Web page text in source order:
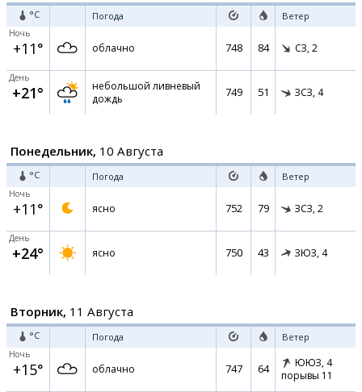
°C Погода Ветер
Ночь
+11° облачно 748 84 СЗ, 2
День
+21°
небольшой ливневый
дождь
749 51 ЗСЗ, 4
Понедельник, 10 Августа
°C Погода Ветер
Ночь
+11° ясно 752 79 ЗСЗ, 2
День
+24° ясно 750 43 ЗЮЗ, 4
Вторник, 11 Августа
°C Погода Ветер
Ночь
+15° облачно 747 64 ЮЮЗ, 4
порывы 11